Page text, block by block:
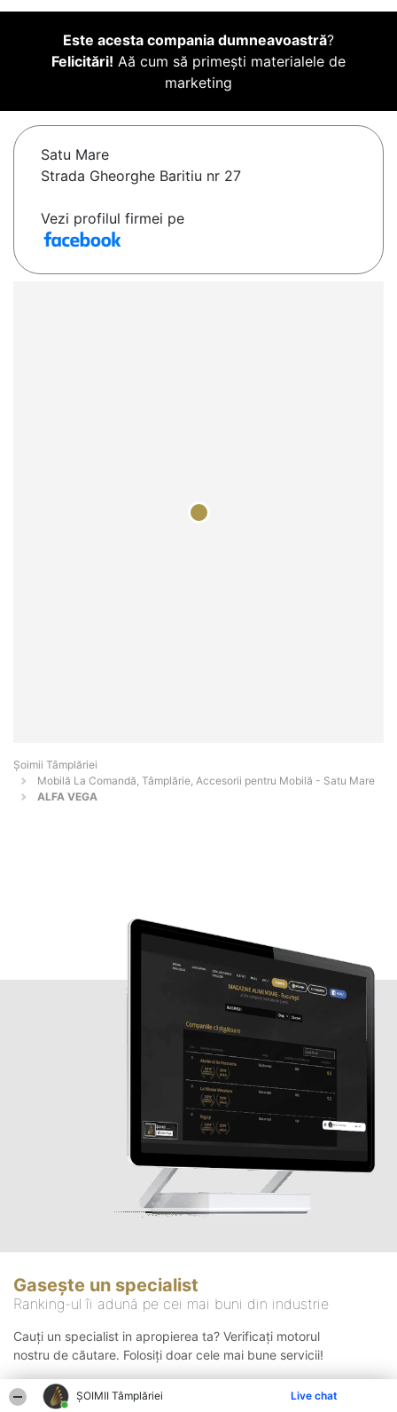
ȘOIMII Tâmplăriei Live chat
Este acesta compania dumneavoastră?
Felicitări! Aă cum să primești materialele de
marketing
Satu Mare
Strada Gheorghe Baritiu nr 27
Vezi profilul firmei pe
Șoimii Tâmplăriei
Mobilă La Comandă, Tâmplărie, Accesorii pentru Mobilă - Satu Mare
ALFA VEGA
Gasește un specialist
Ranking-ul îi adună pe cei mai buni din industrie
Cauți un specialist in apropierea ta? Verificați motorul
nostru de căutare. Folosiți doar cele mai bune servicii!